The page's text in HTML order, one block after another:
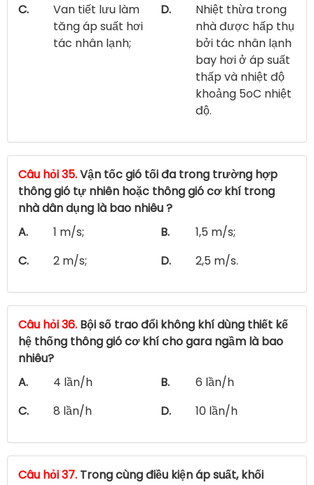
C.
Van tiết lưu làm
tăng áp suất hơi
tác nhân lạnh;
D.
Nhiệt thừa trong
nhà được hấp thụ
bởi tác nhân lạnh
bay hơi ở áp suất
thấp và nhiệt độ
khoảng 5oC nhiệt
độ.
Câu hỏi 35.Vận tốc gió tối đa trong trường hợp
thông gió tự nhiên hoặc thông gió cơ khí trong
nhà dân dụng là bao nhiêu ?
A.
1 m/s; B.
1,5 m/s;
C.
2 m/s; D. 2,5 m/s.
Câu hỏi 36. Bội số trao đổi không khí dùng thiết kế
hệ thống thông gió cơ khí cho gara ngầm là bao
nhiêu?
A.
4 lần/h B.
6 lần/h
C.
8 lần/h D. 10 lần/h
Câu hỏi 37. Trong cùng điều kiện áp suất, khối